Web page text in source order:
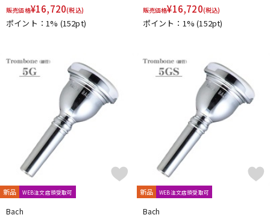
販売価格¥16,720(税込)
ポイント：1% (152pt)
販売価格¥16,720(税込)
ポイント：1%(152pt)
新品 WEB注文店頭受取可
Bach
新品 WEB注文店頭受取可
Bach